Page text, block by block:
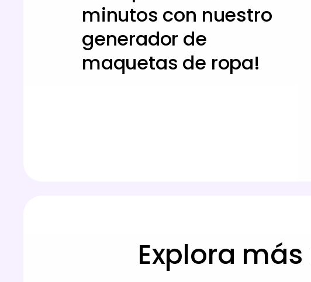
minutos con nuestro
generador de
maquetas de ropa!
Explora